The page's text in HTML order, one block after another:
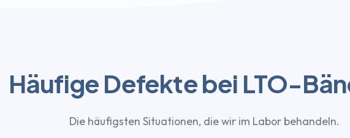
Häufige Defekte bei LTO-
Die häufigsten Situationen, die wir im Labor behandeln.